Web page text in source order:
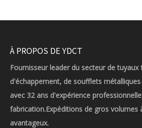
À PROPOS DE YDCT
Fournisseur leader du secteur de tuyaux
d'échappement, de soufflets
avec 32 ans d'expérience
fabrication.Expéditions de gros volumes
avantageux.